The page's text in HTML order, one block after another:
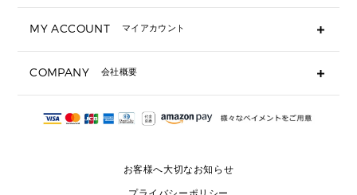
定期ケース・カードケース・名刺入れ
サンダル
スニーカー
▶ ウェア
ギフト用にラッピングができますか？
ショッピングバッグを購入商品分送ってもらえますか？
注文後に完了メールが受信できないのですが？
サイズ交換はできますか？
MY ACCOUNT マイアカウント
COMPANY 会社概要
会社概要
お客様へ大切なお知らせ